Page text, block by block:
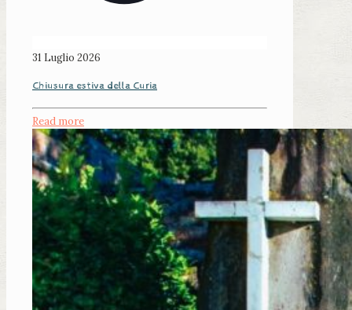
31 Luglio 2026
Chiusura estiva della Curia
Read more